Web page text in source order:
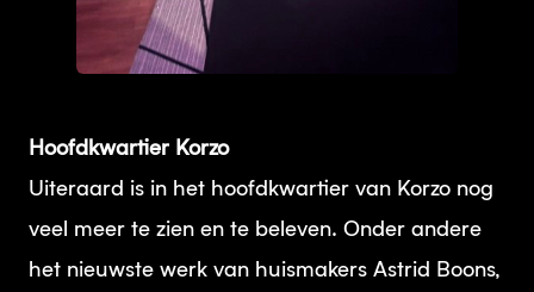
Hoofdkwartier Korzo
Uiteraard is in het hoofdkwartier van Korzo nog
veel meer te zien en te beleven. Onder andere
het nieuwste werk van huismakers Astrid Boons,